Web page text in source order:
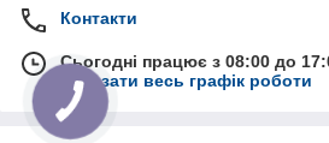
Контакти
Сьогодні працює з 08:00 до
Показати весь графік роботи